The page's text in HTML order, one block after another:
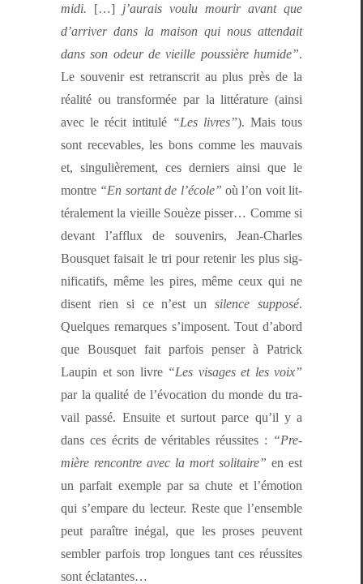
midi. […] j’au­rais voulu mourir avant que
d’ar­riv­er dans la mai­son qui nous attendait
dans son odeur de vieille pous­sière humide”.
Le sou­venir est retran­scrit au plus près de la
réal­ité ou trans­for­mée par la lit­téra­ture (ain­si
avec le réc­it inti­t­ulé “Les livres”). Mais tous
sont recev­ables, les bons comme les mau­vais
et, sin­gulière­ment, ces derniers ain­si que le
mon­tre “En sor­tant de l’é­cole” où l’on voit lit­
térale­ment la vieille Souèze piss­er… Comme si
devant l’af­flux de sou­venirs, Jean-Charles
Bous­quet fai­sait le tri pour retenir les plus sig­
ni­fi­cat­ifs, même les pires, même ceux qui ne
dis­ent rien si ce n’est unsilence sup­posé.
Quelques remar­ques s’im­posent. Tout d’abord
que Bous­quet fait par­fois penser à Patrick
Laupin et son livre “Les vis­ages et les voix”
par la qual­ité de l’évo­ca­tion du monde du tra­
vail passé. Ensuite et surtout parce qu’il y a
dans ces écrits de véri­ta­bles réus­sites : “Pre­
mière ren­con­tre avec la mort soli­taire” en est
un par­fait exem­ple par sa chute et l’é­mo­tion
qui s’empare du lecteur. Reste que l’ensem­ble
peut paraître iné­gal, que les pros­es peu­vent
sem­bler par­fois trop longues tant ces réus­sites
sont éclatantes…